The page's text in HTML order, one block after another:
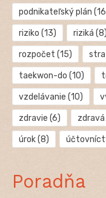
podnikateľský plán
riziko (13) riziká (8)
rozpočet (15)
taekwon-do (10)
vzdelávanie (10)
zdravie (6)
úrok(8)
Poradňa